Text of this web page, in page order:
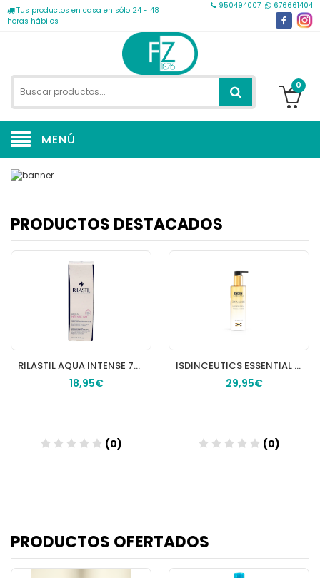
Tus productos en casa en sólo 24 - 48
horas hábiles
950494007 676661404
0
MENÚ
PRODUCTOS DESTACADOS
RILASTIL AQUA INTENSE 72 H 40 ML.
18,95€
(0)
ISDINCEUTICS ESSENTIAL 200 ML
29,95€
(0)
PRODUCTOS OFERTADOS